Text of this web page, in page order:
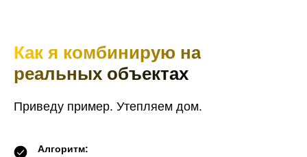
Как я комбинирую на
реальных объектах
Приведу пример. Утепляем дом.
Алгоритм: